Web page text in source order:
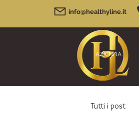
AZIENDA
info@healthyline.it
Tutti i post